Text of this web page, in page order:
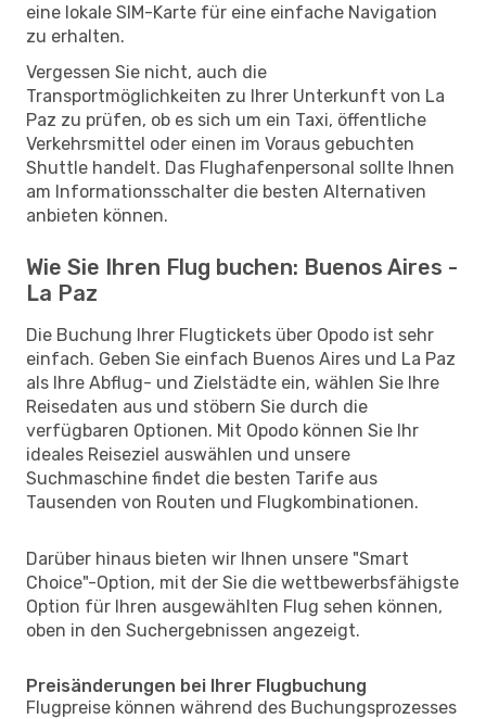
eine lokale SIM-Karte für eine einfache Navigation
zu erhalten.
Vergessen Sie nicht, auch die
Transportmöglichkeiten zu Ihrer Unterkunft von La
Paz zu prüfen, ob es sich um ein Taxi, öffentliche
Verkehrsmittel oder einen im Voraus gebuchten
Shuttle handelt. Das Flughafenpersonal sollte Ihnen
am Informationsschalter die besten Alternativen
anbieten können.
Wie Sie Ihren Flug buchen: Buenos Aires -
La Paz
Die Buchung Ihrer Flugtickets über Opodo ist sehr
einfach. Geben Sie einfach Buenos Aires und La Paz
als Ihre Abflug- und Zielstädte ein, wählen Sie Ihre
Reisedaten aus und stöbern Sie durch die
verfügbaren Optionen. Mit Opodo können Sie Ihr
ideales Reiseziel auswählen und unsere
Suchmaschine findet die besten Tarife aus
Tausenden von Routen und Flugkombinationen.
Darüber hinaus bieten wir Ihnen unsere "Smart
Choice"-Option, mit der Sie die wettbewerbsfähigste
Option für Ihren ausgewählten Flug sehen können,
oben in den Suchergebnissen angezeigt.
Preisänderungen bei Ihrer Flugbuchung
Flugpreise können während des Buchungsprozesses